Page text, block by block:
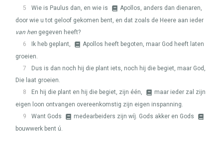
5
Wie is Paulus dan, en wie is
Apollos, anders dan dienaren,
door wie u tot geloof gekomen bent, en dat zoals de Heere aan ieder
van hen gegeven heeft?
6
Ik heb geplant,
Apollos heeft begoten, maar God heeft laten
groeien.
7
Dus is dan noch hij die plant iets, noch hij die begiet, maar God,
Die laat groeien.
8
En hij die plant en hij die begiet, zijn één,
maar ieder zal zijn
eigen loon ontvangen overeenkomstig zijn eigen inspanning.
9
Want Gods
medearbeiders zijn wíj. Gods akker en Gods
bouwwerk bent ú.